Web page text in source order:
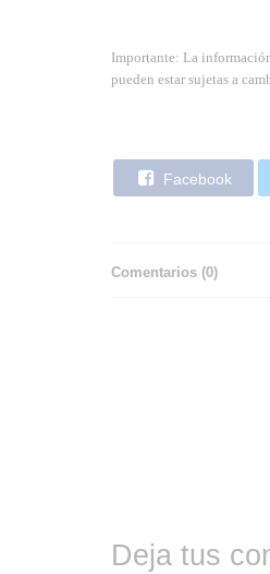
Importante: La
pueden estar sujetas a
Facebook
Comentarios (0)
Deja tus